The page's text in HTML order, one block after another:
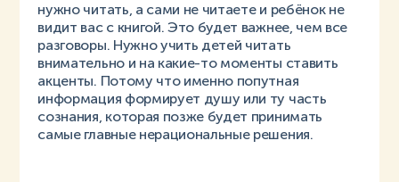
нужно читать, а сами не читаете и ребёнок не
видит вас с книгой. Это будет важнее, чем все
разговоры. Нужно учить детей читать
внимательно и на какие-то моменты ставить
акценты. Потому что именно попутная
информация формирует душу или ту часть
сознания, которая позже будет принимать
самые главные нерациональные решения.